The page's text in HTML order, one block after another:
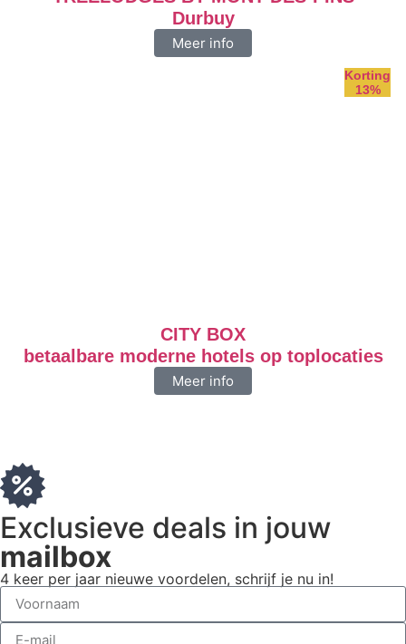
Durbuy
Meer info
Korting
13%
CITY BOX
betaalbare moderne hotels op toplocaties
Meer info
Exclusieve deals in jouw
mailbox
4 keer per jaar nieuwe voordelen, schrijf je nu in!